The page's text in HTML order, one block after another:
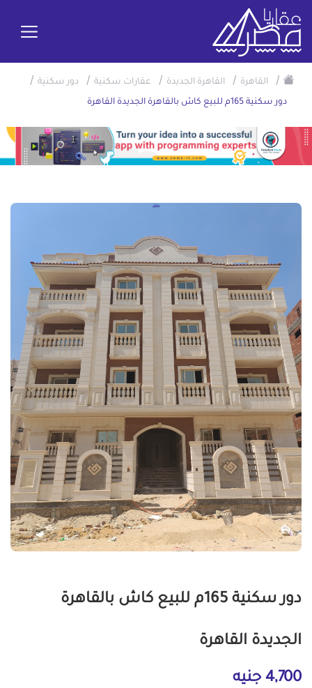
/ القاهرة / القاهرة الجديدة / عقارات سكنية / دور سكنية /
دور سكنية 165م للبيع كاش بالقاهرة الجديدة القاهرة
دور سكنية 165م للبيع كاش بالقاهرة
الجديدة القاهرة
4,700 جنيه